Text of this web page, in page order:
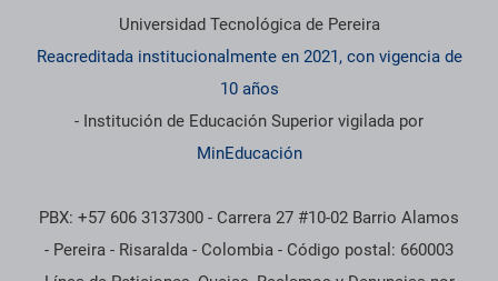
Información institucional
Universidad Tecnológica de Pereira
Reacreditada institucionalmente en 2021, con vigencia de
10 años
- Institución de Educación Superior vigilada por
MinEducación
PBX: +57 606 3137300 - Carrera 27 #10-02 Barrio Alamos
- Pereira - Risaralda - Colombia - Código postal: 660003